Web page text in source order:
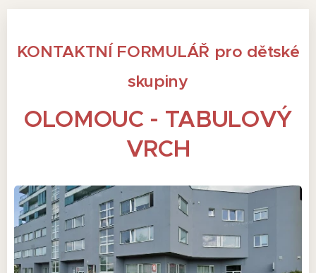
KONTAKTNÍ FORMULÁŘ pro dětské
skupiny
OLOMOUC - TABULOVÝ
VRCH